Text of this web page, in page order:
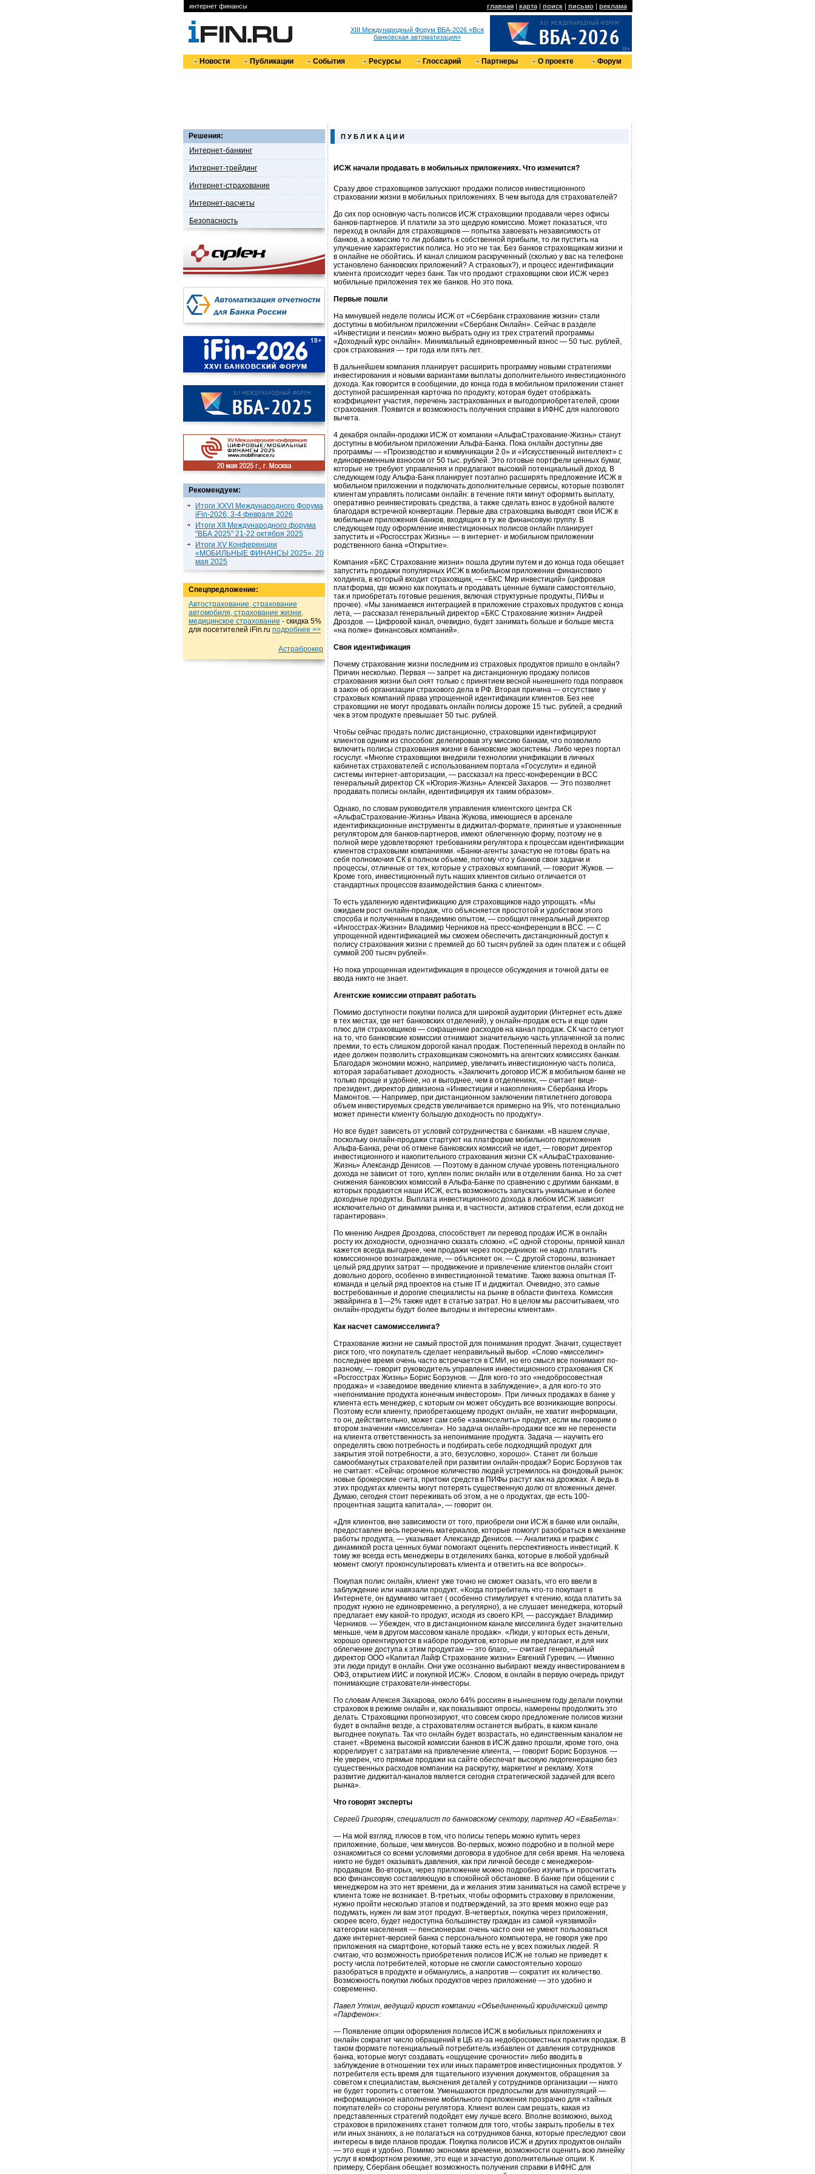
интернет финансы главная| карта| поиск| письмо| реклама
XIII Международный Форум ВБА-2026 «Вся
банковская автоматизация»
Новости Публикации События Ресурсы Глоссарий Партнеры О проекте Форум
Решения:
Интернет-банкинг
Интернет-трейдинг
Интернет-страхование
Интернет-расчеты
Безопасность
Рекомендуем:
Итоги XXVI Международного Форума
iFin-2026, 3-4 февраля 2026
Итоги XII Международного форума
"ВБА 2025" 21-22 октября 2025
Итоги XV Конференции
«МОБИЛЬНЫЕ ФИНАНСЫ 2025», 20
мая 2025
Спецпредложение:
Автострахование, страхование
автомобиля, страхование жизни,
медицинское страхование - cкидка 5%
для посетителей iFin.ru подробнеe >>
Астраброкер
П У Б Л И К А Ц И И
ИСЖ начали продавать в мобильных приложениях. Что изменится?
Сразу двое страховщиков запускают продажи полисов инвестиционного
страховании жизни в мобильных приложениях. В чем выгода для страхователей?
До сих пор основную часть полисов ИСЖ страховщики продавали через офисы
банков-партнеров. И платили за это щедрую комиссию. Может показаться, что
переход в онлайн для страховщиков — попытка завоевать независимость от
банков, а комиссию то ли добавить к собственной прибыли, то ли пустить на
улучшение характеристик полиса. Но это не так. Без банков страховщикам жизни и
в онлайне не обойтись. И канал слишком раскрученный (сколько у вас на телефоне
установлено банковских приложений? А страховых?), и процесс идентификации
клиента происходит через банк. Так что продают страховщики свои ИСЖ через
мобильные приложения тех же банков. Но это пока.
Первые пошли
На минувшей неделе полисы ИСЖ от «Сбербанк страхование жизни» стали
доступны в мобильном приложении «Сбербанк Онлайн». Сейчас в разделе
«Инвестиции и пенсии» можно выбрать одну из трех стратегий программы
«Доходный курс онлайн». Минимальный единовременный взнос — 50 тыс. рублей,
срок страхования — три года или пять лет.
В дальнейшем компания планирует расширить программу новыми стратегиями
инвестирования и новыми вариантами выплаты дополнительного инвестиционного
дохода. Как говорится в сообщении, до конца года в мобильном приложении станет
доступной расширенная карточка по продукту, которая будет отображать
коэффициент участия, перечень застрахованных и выгодоприобретателей, сроки
страхования. Появится и возможность получения справки в ИФНС для налогового
вычета.
4 декабря онлайн-продажи ИСЖ от компании «АльфаСтрахование-Жизнь» станут
доступны в мобильном приложении Альфа-Банка. Пока онлайн доступны две
программы — «Производство и коммуникации 2.0» и «Искусственный интеллект» с
единовременным взносом от 50 тыс. рублей. Это готовые портфели ценных бумаг,
которые не требуют управления и предлагают высокий потенциальный доход. В
следующем году Альфа-Банк планирует поэтапно расширять предложение ИСЖ в
мобильном приложении и подключать дополнительные сервисы, которые позволят
клиентам управлять полисами онлайн: в течение пяти минут оформить выплату,
оперативно реинвестировать средства, а также сделать взнос в удобной валюте
благодаря встречной конвертации. Первые два страховщика выводят свои ИСЖ в
мобильные приложения банков, входящих в ту же финансовую группу. В
следующем году оформление инвестиционных полисов онлайн планирует
запустить и «Росгосстрах Жизнь» — в интернет- и мобильном приложении
родственного банка «Открытие».
Компания «БКС Страхование жизни» пошла другим путем и до конца года обещает
запустить продажи популярных ИСЖ в мобильном приложении финансового
холдинга, в который входит страховщик, — «БКС Мир инвестиций» (цифровая
платформа, где можно как покупать и продавать ценные бумаги самостоятельно,
так и приобретать готовые решения, включая структурные продукты, ПИФы и
прочее). «Мы занимаемся интеграцией в приложение страховых продуктов с конца
лета, — рассказал генеральный директор «БКС Страхование жизни» Андрей
Дроздов. — Цифровой канал, очевидно, будет занимать больше и больше места
«на полке» финансовых компаний».
Своя идентификация
Почему страхование жизни последним из страховых продуктов пришло в онлайн?
Причин несколько. Первая — запрет на дистанционную продажу полисов
страхования жизни был снят только с принятием весной нынешнего года поправок
в закон об организации страхового дела в РФ. Вторая причина — отсутствие у
страховых компаний права упрощенной идентификации клиентов. Без нее
страховщики не могут продавать онлайн полисы дороже 15 тыс. рублей, а средний
чек в этом продукте превышает 50 тыс. рублей.
Чтобы сейчас продать полис дистанционно, страховщики идентифицируют
клиентов одним из способов: делегировав эту миссию банкам, что позволило
включить полисы страхования жизни в банковские экосистемы. Либо через портал
госуслуг. «Многие страховщики внедрили технологии унификации в личных
кабинетах страхователей с использованием портала «Госуслуги» и единой
системы интернет-авторизации, — рассказал на пресс-конференции в ВСС
генеральный директор СК «Югория-Жизнь» Алексей Захаров. — Это позволяет
продавать полисы онлайн, идентифицируя их таким образом».
Однако, по словам руководителя управления клиентского центра СК
«АльфаСтрахование-Жизнь» Ивана Жукова, имеющиеся в арсенале
идентификационные инструменты в диджитал-формате, принятые и узаконенные
регулятором для банков-партнеров, имеют облегченную форму, поэтому не в
полной мере удовлетворяют требованиям регулятора к процессам идентификации
клиентов страховыми компаниями. «Банки-агенты зачастую не готовы брать на
себя полномочия СК в полном объеме, потому что у банков свои задачи и
процессы, отличные от тех, которые у страховых компаний, — говорит Жуков. —
Кроме того, инвестиционный путь наших клиентов сильно отличается от
стандартных процессов взаимодействия банка с клиентом».
То есть удаленную идентификацию для страховщиков надо упрощать. «Мы
ожидаем рост онлайн-продаж, что объясняется простотой и удобством этого
способа и полученным в пандемию опытом, — сообщил генеральный директор
«Ингосстрах-Жизни» Владимир Черников на пресс-конференции в ВСС. — С
упрощенной идентификацией мы сможем обеспечить дистанционный доступ к
полису страхования жизни с премией до 60 тысяч рублей за один платеж и с общей
суммой 200 тысяч рублей».
Но пока упрощенная идентификация в процессе обсуждения и точной даты ее
ввода никто не знает.
Агентские комиссии отправят работать
Помимо доступности покупки полиса для широкой аудитории (Интернет есть даже
в тех местах, где нет банковских отделений), у онлайн-продаж есть и еще один
плюс для страховщиков — сокращение расходов на канал продаж. СК часто сетуют
на то, что банковские комиссии отнимают значительную часть уплаченной за полис
премии, то есть слишком дорогой канал продаж. Постепенный переход в онлайн по
идее должен позволить страховщикам сэкономить на агентских комиссиях банкам.
Благодаря экономии можно, например, увеличить инвестиционную часть полиса,
которая зарабатывает доходность. «Заключить договор ИСЖ в мобильном банке не
только проще и удобнее, но и выгоднее, чем в отделениях, — считает вице-
президент, директор дивизиона «Инвестиции и накопления» Сбербанка Игорь
Мамонтов. — Например, при дистанционном заключении пятилетнего договора
объем инвестируемых средств увеличивается примерно на 9%, что потенциально
может принести клиенту большую доходность по продукту».
Но все будет зависеть от условий сотрудничества с банками. «В нашем случае,
поскольку онлайн-продажи стартуют на платформе мобильного приложения
Альфа-Банка, речи об отмене банковских комиссий не идет, — говорит директор
инвестиционного и накопительного страхования жизни СК «АльфаСтрахование-
Жизнь» Александр Денисов. — Поэтому в данном случае уровень потенциального
дохода не зависит от того, куплен полис онлайн или в отделении банка. Но за счет
снижения банковских комиссий в Альфа-Банке по сравнению с другими банками, в
которых продаются наши ИСЖ, есть возможность запускать уникальные и более
доходные продукты. Выплата инвестиционного дохода в любом ИСЖ зависит
исключительно от динамики рынка и, в частности, активов стратегии, если доход не
гарантирован».
По мнению Андрея Дроздова, способствует ли перевод продаж ИСЖ в онлайн
росту их доходности, однозначно сказать сложно. «С одной стороны, прямой канал
кажется всегда выгоднее, чем продажи через посредников: не надо платить
комиссионное вознаграждение, — объясняет он. — С другой стороны, возникает
целый ряд других затрат — продвижение и привлечение клиентов онлайн стоит
довольно дорого, особенно в инвестиционной тематике. Также важна опытная IT-
команда и целый ряд проектов на стыке IT и диджитал. Очевидно, это самые
востребованные и дорогие специалисты на рынке в области финтеха. Комиссия
эквайринга в 1—2% также идет в статью затрат. Но в целом мы рассчитываем, что
онлайн-продукты будут более выгодны и интересны клиентам».
Как насчет самомисселинга?
Страхование жизни не самый простой для понимания продукт. Значит, существует
риск того, что покупатель сделает неправильный выбор. «Слово «мисселинг»
последнее время очень часто встречается в СМИ, но его смысл все понимают по-
разному, — говорит руководитель управления инвестиционного страхования СК
«Росгосстрах Жизнь» Борис Борзунов. — Для кого-то это «недобросовестная
продажа» и «заведомое введение клиента в заблуждение», а для кого-то это
«непонимание продукта конечным инвестором». При личных продажах в банке у
клиента есть менеджер, с которым он может обсудить все возникающие вопросы.
Поэтому если клиенту, приобретающему продукт онлайн, не хватит информации,
то он, действительно, может сам себе «замисселить» продукт, если мы говорим о
втором значении «мисселинга». Но задача онлайн-продажи все же не перенести
на клиента ответственность за непонимание продукта. Задача — научить его
определять свою потребность и подбирать себе подходящий продукт для
закрытия этой потребности, а это, безусловно, хорошо». Станет ли больше
самообманутых страхователей при развитии онлайн-продаж? Борис Борзунов так
не считает: «Сейчас огромное количество людей устремилось на фондовый рынок:
новые брокерские счета, притоки средств в ПИФы растут как на дрожжах. А ведь в
этих продуктах клиенты могут потерять существенную долю от вложенных денег.
Думаю, сегодня стоит переживать об этом, а не о продуктах, где есть 100-
процентная защита капитала», — говорит он.
«Для клиентов, вне зависимости от того, приобрели они ИСЖ в банке или онлайн,
предоставлен весь перечень материалов, которые помогут разобраться в механике
работы продукта, — указывает Александр Денисов. — Аналитика и график с
динамикой роста ценных бумаг помогают оценить перспективность инвестиций. К
тому же всегда есть менеджеры в отделениях банка, которые в любой удобный
момент смогут проконсультировать клиента и ответить на все вопросы».
Покупая полис онлайн, клиент уже точно не сможет сказать, что его ввели в
заблуждение или навязали продукт. «Когда потребитель что-то покупает в
Интернете, он вдумчиво читает ( особенно стимулирует к чтению, когда платить за
продукт нужно не единовременно, а регулярно), а не слушает менеджера, который
предлагает ему какой-то продукт, исходя из своего KPI, — рассуждает Владимир
Черников. — Убежден, что в дистанционном канале мисселинга будет значительно
меньше, чем в другом массовом канале продаж». «Люди, у которых есть деньги,
хорошо ориентируются в наборе продуктов, которые им предлагают, и для них
облегчение доступа к этим продуктам — это благо, — считает генеральный
директор ООО «Капитал Лайф Страхование жизни» Евгений Гуревич. — Именно
эти люди придут в онлайн. Они уже осознанно выбирают между инвестированием в
ОФЗ, открытием ИИС и покупкой ИСЖ». Словом, в онлайн в первую очередь придут
понимающие страхователи-инвесторы.
По словам Алексея Захарова, около 64% россиян в нынешнем году делали покупки
страховок в режиме онлайн и, как показывают опросы, намерены продолжить это
делать. Страховщики прогнозируют, что совсем скоро предложение полисов жизни
будет в онлайне везде, а страхователям останется выбрать, в каком канале
выгоднее покупать. Так что онлайн будет возрастать, но единственным каналом не
станет. «Времена высокой комиссии банков в ИСЖ давно прошли, кроме того, она
коррелирует с затратами на привлечение клиента, — говорит Борис Борзунов. —
Не уверен, что прямые продажи на сайте обеспечат высокую лидогенерацию без
существенных расходов компании на раскрутку, маркетинг и рекламу. Хотя
развитие диджитал-каналов является сегодня стратегической задачей для всего
рынка».
Что говорят эксперты
Сергей Григорян, специалист по банковскому сектору, партнер АО «ЕваБета»:
— На мой взгляд, плюсов в том, что полисы теперь можно купить через
приложение, больше, чем минусов. Во-первых, можно подробно и в полной мере
ознакомиться со всеми условиями договора в удобное для себя время. На человека
никто не будет оказывать давления, как при личной беседе с менеджером-
продавцом. Во-вторых, через приложение можно подробно изучить и просчитать
всю финансовую составляющую в спокойной обстановке. В банке при общении с
менеджером на это нет времени, да и желания этим заниматься на самой встрече у
клиента тоже не возникает. В-третьих, чтобы оформить страховку в приложении,
нужно пройти несколько этапов и подтверждений, за это время можно еще раз
подумать, нужен ли вам этот продукт. В-четвертых, покупка через приложения,
скорее всего, будет недоступна большинству граждан из самой «уязвимой»
категории населения — пенсионерам: очень часто они не умеют пользоваться
даже интернет-версией банка с персонального компьютера, не говоря уже про
приложения на смартфоне, который также есть не у всех пожилых людей. Я
считаю, что возможность приобретения полисов ИСЖ не только не приведет к
росту числа потребителей, которые не смогли самостоятельно хорошо
разобраться в продукте и обманулись, а напротив — сократит их количество.
Возможность покупки любых продуктов через приложение — это удобно и
современно.
Павел Уткин, ведущий юрист компании «Объединенный юридический центр
«Парфенон»:
— Появление опции оформления полисов ИСЖ в мобильных приложениях и
онлайн сократит число обращений в ЦБ из-за недобросовестных практик продаж. В
таком формате потенциальный потребитель избавлен от давления сотрудников
банка, которые могут создавать «ощущение срочности» либо вводить в
заблуждение в отношении тех или иных параметров инвестиционных продуктов. У
потребителя есть время для тщательного изучения документов, обращения за
советом к специалистам, выяснения деталей у сотрудников организации — никто
не будет торопить с ответом. Уменьшаются предпосылки для манипуляций —
информационное наполнение мобильного приложения прозрачно для «тайных
покупателей» со стороны регулятора. Клиент волен сам решать, какая из
представленных стратегий подойдет ему лучше всего. Вполне возможно, выход
страховок в приложениях станет толчком для того, чтобы закрыть пробелы в тех
или иных знаниях, а не полагаться на сотрудников банка, которые преследуют свои
интересы в виде планов продаж. Покупка полисов ИСЖ и других продуктов онлайн
— это еще и удобно. Помимо экономии времени, возможности оценить всю линейку
услуг в комфортном режиме, это еще и зачастую дополнительные опции. К
примеру, Сбербанк обещает возможность получения справки в ИФНС для